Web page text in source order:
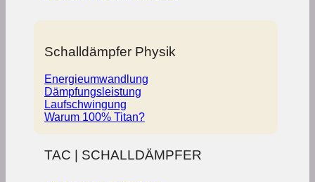
Schalldämpfer Physik
Energieumwandlung
Dämpfungsleistung
Laufschwingung
Warum 100% Titan?
TAC | SCHALLDÄMPFER